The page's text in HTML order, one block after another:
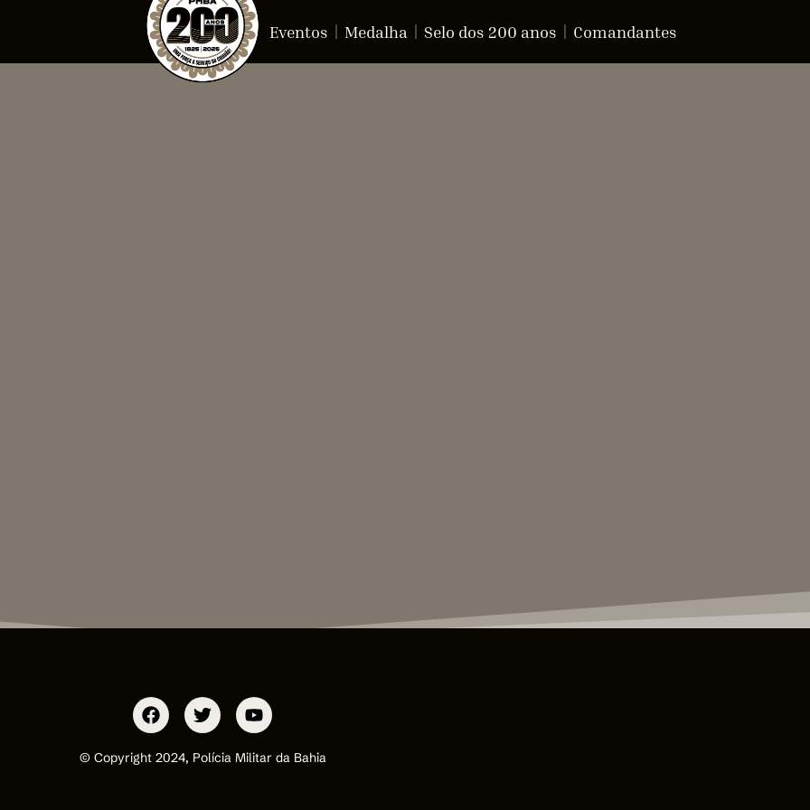
Eventos Medalha Selo dos 200 anos Comandantes
© Copyright 2024, Polícia Militar da Bahia